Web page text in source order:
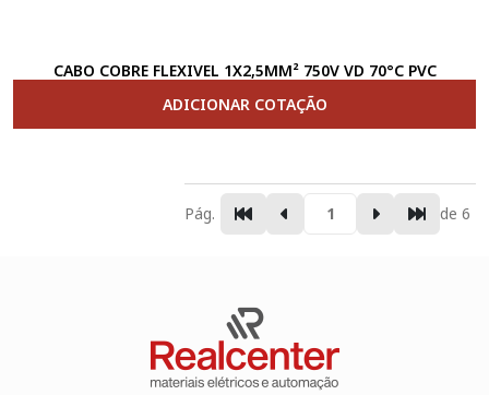
CABO COBRE FLEXIVEL 1X2,5MM² 750V VD 70°C PVC
ADICIONAR COTAÇÃO
Pág. de 6